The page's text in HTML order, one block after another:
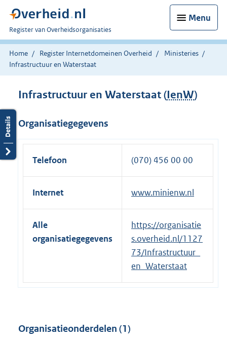
Menu
U
bent
nu
hier:
Register van Overheidsorganisaties
Home Register Internetdomeinen Overheid
Ministeries
Infrastructuur en Waterstaat
Infrastructuur en Waterstaat (IenW)
Organisatiegegevens
Telefoon (070) 456 00 00
Internet www.minienw.nl
Alle
organisatiegegevens
https://organisatie
s.overheid.nl/1127
73/Infrastructuur_
en_Waterstaat
Organisatieonderdelen (1)